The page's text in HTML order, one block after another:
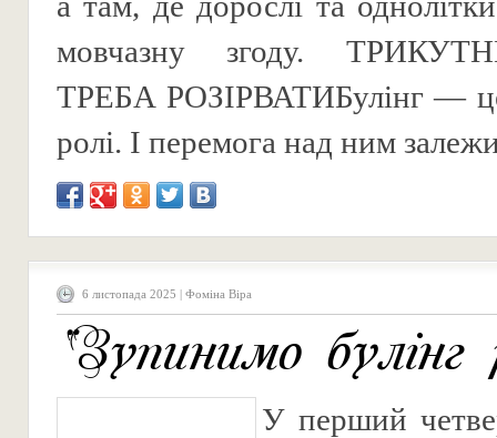
мовчазну згоду.
ТРЕБА РОЗІРВАТИ ​Булінг —
ролі. І перемога над ним
6 листопада 2025 | Фоміна Віра
“Зупинимо булінг
У перший